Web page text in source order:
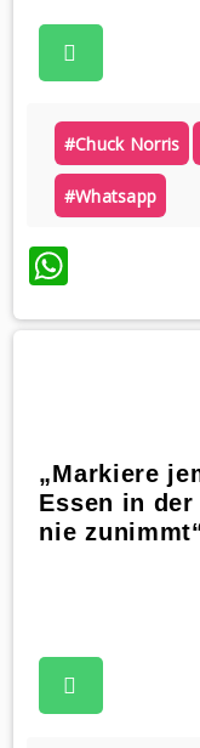
#chuck Norris
#whatsapp
„Markiere
Essen in
nie